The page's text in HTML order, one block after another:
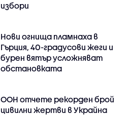
избори
Нови огнища пламнаха в
Гърция, 40-градусови жеги и
бурен вятър усложняват
обстановката
ООН отчете рекорден брой
цивилни жертви в Украйна